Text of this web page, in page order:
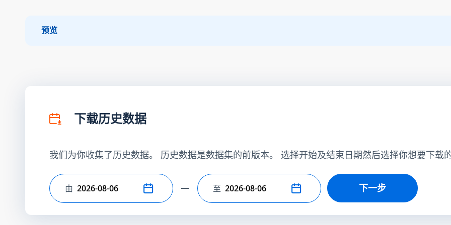
预览
下载历史数据
我们为你收集了历史数据。 历史数据是数据集的前版本。 选择开始及结束日期然后选择你想要下载
选择开始日期
由 选择结束日期
至 下一步